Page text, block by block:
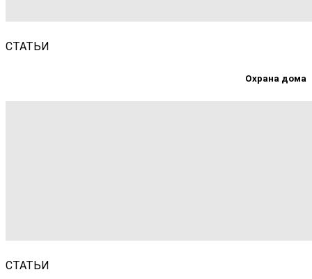
СТАТЬИ
Охрана дома
СТАТЬИ